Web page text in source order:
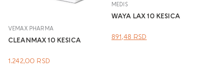
VEMAX PHARMA
CLEANMAX 10 KESICA
1.242,00 RSD
MEDIS
WAYA LAX 10 KESICA
ОРИГИНАЛНА
891,48 RSD